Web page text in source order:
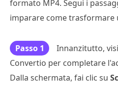
formato MP4. Segui i
imparare come trasformare
Passo 1
Innanzitutto,
Convertio per completare
Dalla schermata, fai clic su